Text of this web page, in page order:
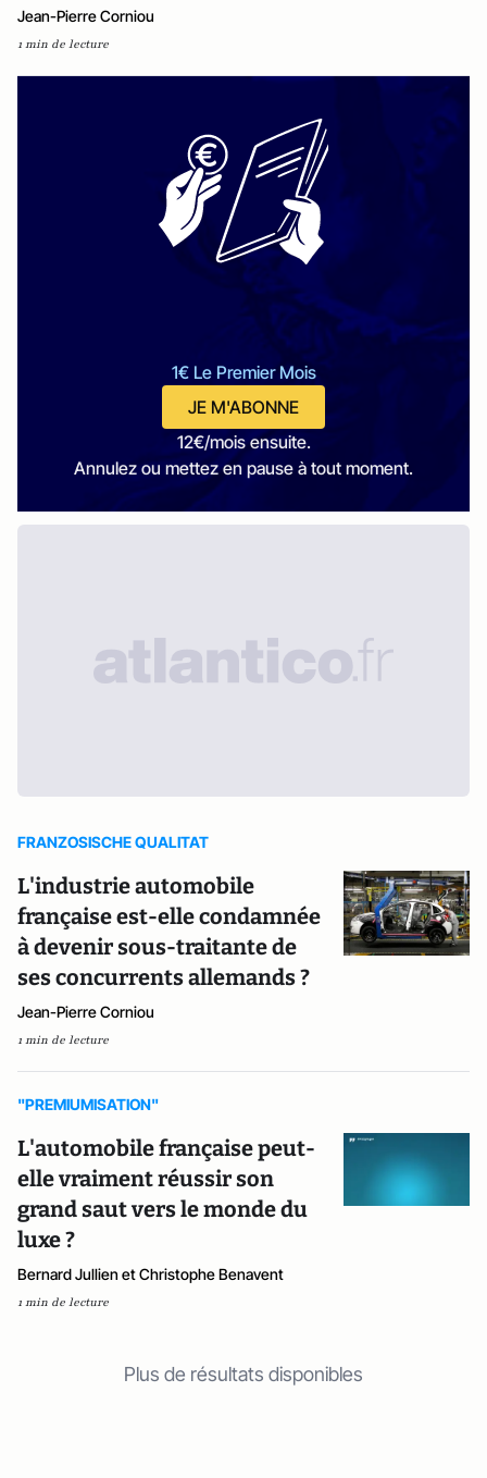
Jean-Pierre Corniou
1 min de lecture
1€ Le Premier Mois
JE M'ABONNE
12€/mois ensuite.
Annulez ou mettez en pause à tout moment.
FRANZOSISCHE QUALITAT
L'industrie automobile
française est-elle condamnée
à devenir sous-traitante de
ses concurrents allemands ?
Jean-Pierre Corniou
1 min de lecture
"PREMIUMISATION"
L'automobile française peut-
elle vraiment réussir son
grand saut vers le monde du
luxe ?
Bernard Jullien et Christophe Benavent
1 min de lecture
Plus de résultats disponibles